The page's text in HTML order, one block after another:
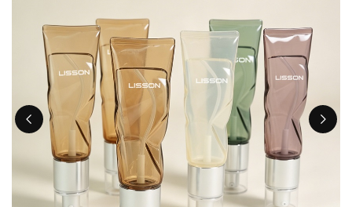
Tiếng việt
中文